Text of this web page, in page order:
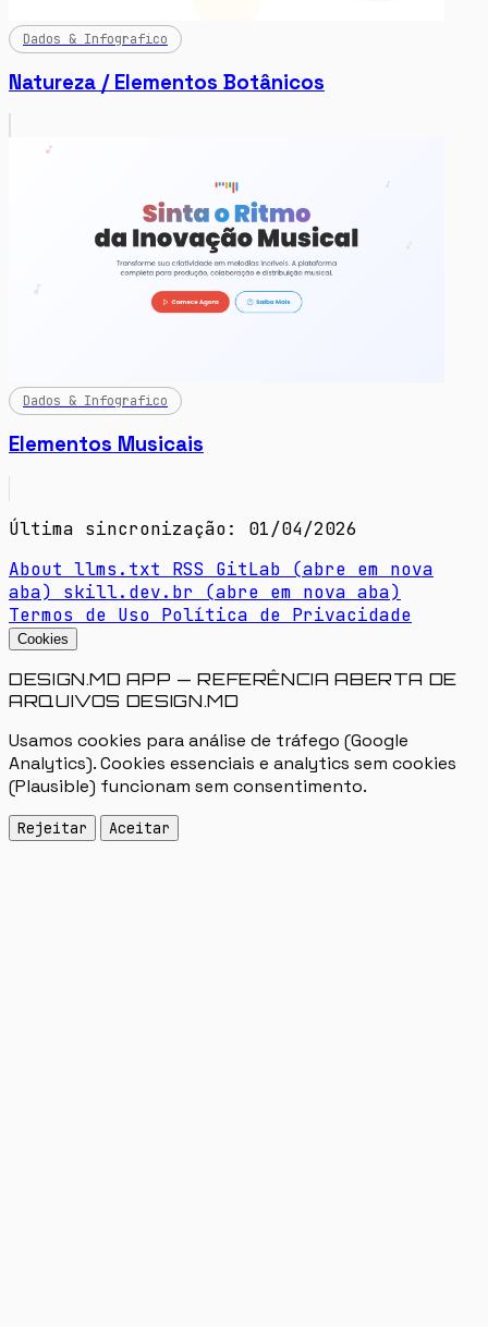
Dados & Infografico
Natureza / Elementos Botânicos
Dados & Infografico
Elementos Musicais
Última sincronização: 01/04/2026
About llms.txt RSS GitLab (abre em nova
aba)
skill.dev.br (abre em nova aba)
Termos de Uso Política de Privacidade
Cookies
DESIGN.MD APP — REFERÊNCIA ABERTA DE
ARQUIVOS DESIGN.MD
Usamos cookies para análise de tráfego (Google
Analytics). Cookies essenciais e analytics sem cookies
(Plausible) funcionam sem consentimento.
Rejeitar Aceitar